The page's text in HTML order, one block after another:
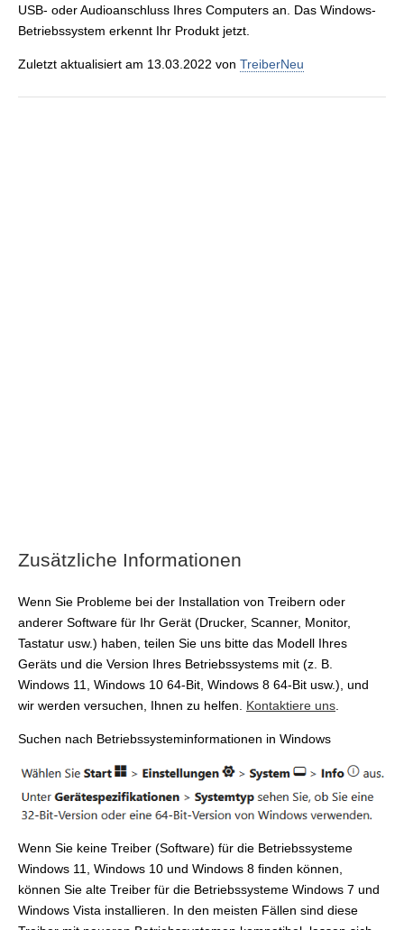
USB- oder Audioanschluss Ihres Computers an. Das Windows-
Betriebssystem erkennt Ihr Produkt jetzt.
Zuletzt aktualisiert am 13.03.2022 von TreiberNeu
Zusätzliche Informationen
Wenn Sie Probleme bei der Installation von Treibern oder
anderer Software für Ihr Gerät (Drucker, Scanner, Monitor,
Tastatur usw.) haben, teilen Sie uns bitte das Modell Ihres
Geräts und die Version Ihres Betriebssystems mit (z. B.
Windows 11, Windows 10 64-Bit, Windows 8 64-Bit usw.), und
wir werden versuchen, Ihnen zu helfen. Kontaktiere uns
Suchen nach Betriebssysteminformationen in Windows
Wenn Sie keine Treiber (Software) für die Betriebssysteme
Windows 11, Windows 10 und Windows 8 finden können,
können Sie alte Treiber für die Betriebssysteme Windows 7 und
Windows Vista installieren. In den meisten Fällen sind diese